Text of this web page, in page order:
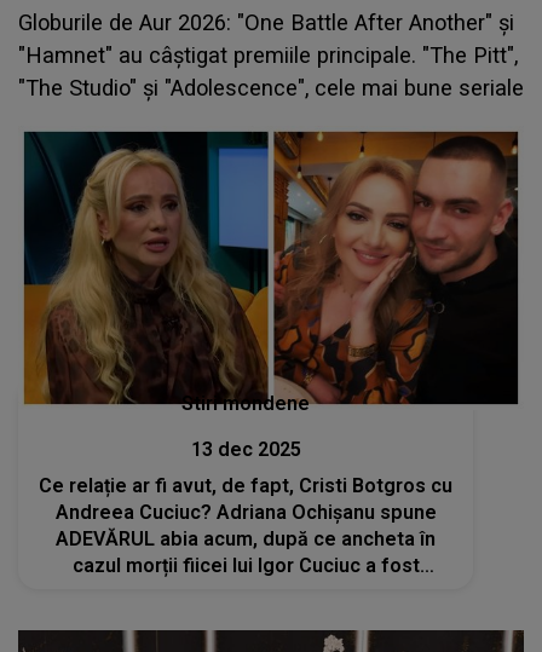
Globurile de Aur 2026: "One Battle After Another" şi
"Hamnet" au câştigat premiile principale. "The Pitt",
"The Studio" şi "Adolescence", cele mai bune seriale
Stiri mondene
13 dec 2025
Ce relație ar fi avut, de fapt, Cristi Botgros cu
Andreea Cuciuc? Adriana Ochișanu spune
ADEVĂRUL abia acum, după ce ancheta în
cazul morții fiicei lui Igor Cuciuc a fost